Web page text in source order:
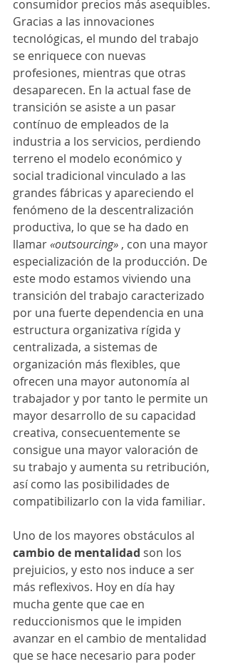
consumidor precios más asequibles.
Gracias a las innovaciones
tecnológicas, el mundo del trabajo
se enriquece con nuevas
profesiones, mientras que otras
desaparecen. En la actual fase de
transición se asiste a un pasar
contínuo de empleados de la
industria a los servicios, perdiendo
terreno el modelo económico y
social tradicional vinculado a las
grandes fábricas y apareciendo el
fenómeno de la descentralización
productiva, lo que se ha dado en
llamar «outsourcing» , con una mayor
especialización de la producción. De
este modo estamos viviendo una
transición del trabajo caracterizado
por una fuerte dependencia en una
estructura organizativa rígida y
centralizada, a sistemas de
organización más flexibles, que
ofrecen una mayor autonomía al
trabajador y por tanto le permite un
mayor desarrollo de su capacidad
creativa, consecuentemente se
consigue una mayor valoración de
su trabajo y aumenta su retribución,
así como las posibilidades de
compatibilizarlo con la vida familiar.
Uno de los mayores obstáculos al
cambio de mentalidad son los
prejuicios, y esto nos induce a ser
más reflexivos. Hoy en día hay
mucha gente que cae en
reduccionismos que le impiden
avanzar en el cambio de mentalidad
que se hace necesario para poder